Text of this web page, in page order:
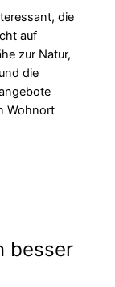
die
auf
zur Natur,
die
Wohnort
besser